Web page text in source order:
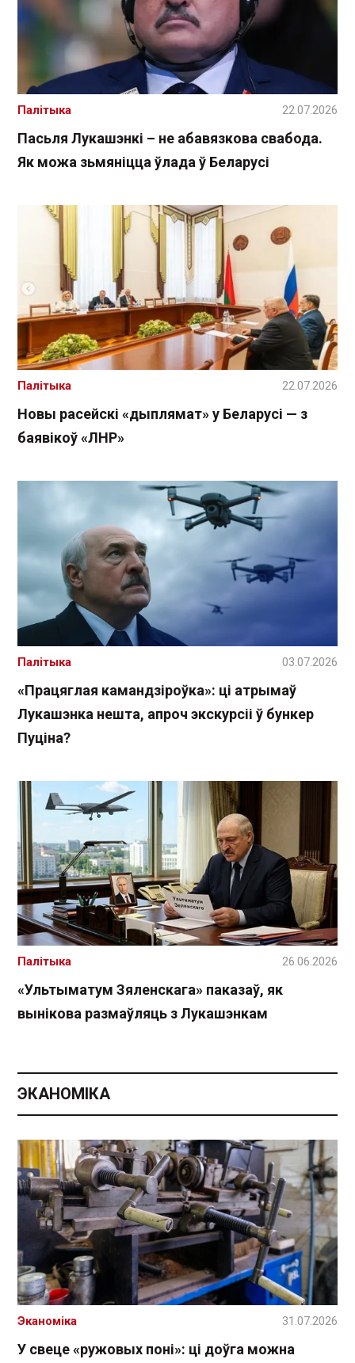
Пасьля Лукашэнкі – не абавязкова свабода.
Як можа зьмяніцца ўлада ў Беларусі
Палітыка 22.07.2026
Новы расейскі «дыплямат» у Беларусі — з
баявікоў «ЛНР»
Палітыка 22.07.2026
«Працяглая камандзіроўка»: ці атрымаў
Лукашэнка нешта, апроч экскурсіі ў бункер
Пуціна?
Палітыка 03.07.2026
«Ультыматум Зяленскага» паказаў, як
вынікова размаўляць з Лукашэнкам
Палітыка 26.06.2026
ЭКАНОМІКА
У свеце «ружовых поні»: ці доўга можна
Эканоміка 31.07.2026